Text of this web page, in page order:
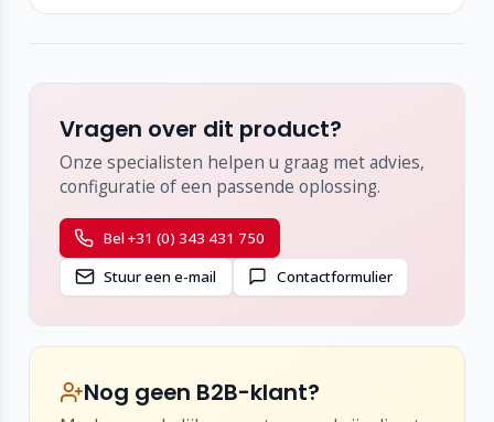
Vragen over dit product?
Onze specialisten helpen u graag met advies,
configuratie of een passende oplossing.
Bel +31 (0) 343 431 750
Stuur een e-mail
Contactformulier
Nog geen B2B-klant?